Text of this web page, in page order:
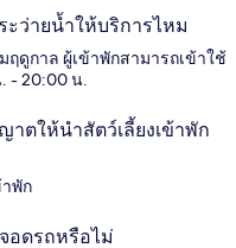
ว่ายน้ำให้บริการไหม
ดูกาล ผู้เข้าพักสามารถเข้าใช้
- 20:00 น.
ตให้นำสัตว์เลี้ยงเข้าพัก
พัก
อดรถหรือไม่